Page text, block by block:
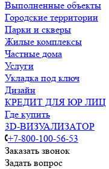
Выполненные объекты
Городские территории
Парки и скверы
Жилые комплексы
Частные дома
Услуги
Укладка под ключ
Дизайн
КРЕДИТ ДЛЯ ЮР ЛИЦ
Где купить
3D-ВИЗУАЛИЗАТОР
+7-800-100-56-53
Заказать звонок
Задать вопрос